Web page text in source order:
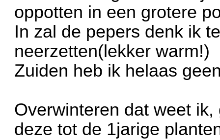
oppotten in een grotere
In zal de pepers denk ik
neerzetten(lekker warm!)
Zuiden heb ik helaas
Overwinteren dat weet
deze tot de 1jarige